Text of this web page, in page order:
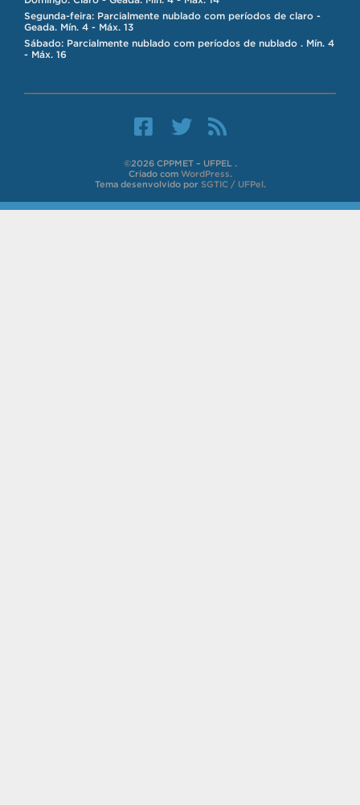
Segunda-feira: Parcialmente nublado com períodos de claro -
Geada. Mín. 4 - Máx. 13
Sábado: Parcialmente nublado com períodos de nublado . Mín. 4
- Máx. 16
©2026 CPPMET – UFPEL .
Criado com WordPress.
Tema desenvolvido por SGTIC / UFPel.